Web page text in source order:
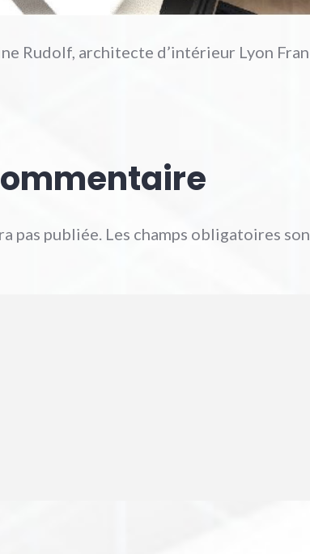
Rudolf, architecte d’intérieur Lyon
pas publiée. Les champs obligatoires